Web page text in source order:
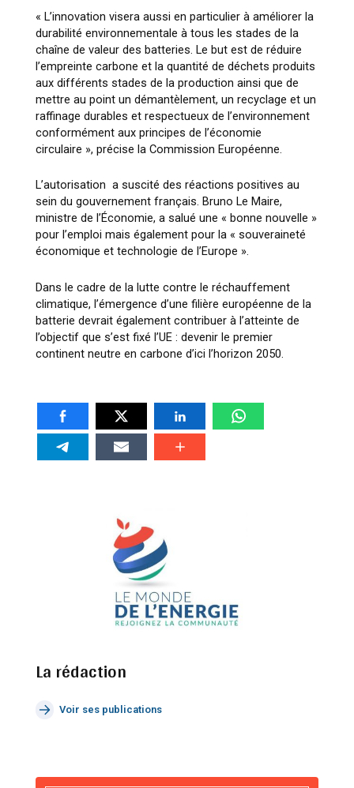
« L’innovation visera aussi en particulier à améliorer la
durabilité environnementale à tous les stades de la
chaîne de valeur des batteries. Le but est de réduire
l’empreinte carbone et la quantité de déchets produits
aux différents stades de la production ainsi que de
mettre au point un démantèlement, un recyclage et un
raffinage durables et respectueux de l’environnement
conformément aux principes de l’économie
circulaire », précise la Commission Européenne.
L’autorisation a suscité des réactions positives au
sein du gouvernement français. Bruno Le Maire,
ministre de l’Économie, a salué une « bonne nouvelle »
pour l’emploi mais également pour la« souveraineté
économique et technologie de l’Europe ».
Dans le cadre de la lutte contre le réchauffement
climatique, l’émergence d’une filière européenne de la
batterie devrait également contribuer à l’atteinte de
l’objectif que s’est fixé l’UE : devenir le premier
continent neutre en carbone d’ici l’horizon 2050.
La rédaction
Voir ses publications